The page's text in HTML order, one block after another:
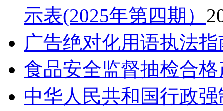
示表(2025年第四期）
广告绝对化用语执法指
食品安全监督抽检合
中华人民共和国行政强